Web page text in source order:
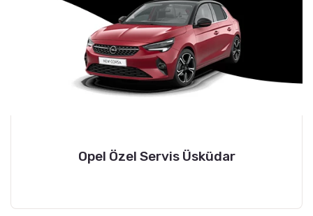
Opel Özel Servis Üsküdar